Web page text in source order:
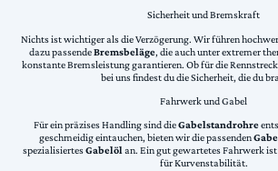
Sicherheit und Bremskraft
Nichts ist wichtiger als die Verzögerung. Wir führen
dazu passendeBremsbeläge, die auch unter extremer
konstante Bremsleistung garantieren. Ob für die
bei uns findest du die Sicherheit, die du
Fahrwerk und Gabel
Für ein präzises Handling sind dieGabelstandrohre
geschmeidig eintauchen, bieten wir die passenden
spezialisiertesGabelölan. Ein gut gewartetes Fahrwerk
für Kurvenstabilität.